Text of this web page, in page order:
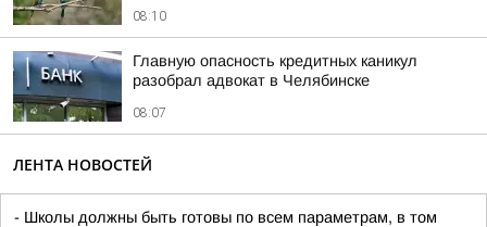
08:10
Главную опасность кредитных каникул
разобрал адвокат в Челябинске
08:07
ЛЕНТА НОВОСТЕЙ
- Школы должны быть готовы по всем параметрам, в том